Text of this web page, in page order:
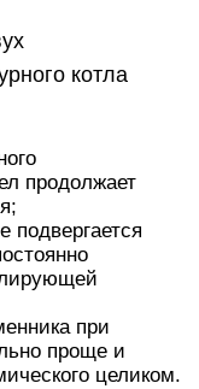
котла
продолжает
подвергается
при
проще и
целиком.